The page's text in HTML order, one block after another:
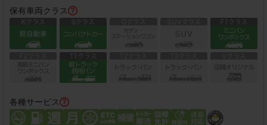
保有車両クラス
各種サービス